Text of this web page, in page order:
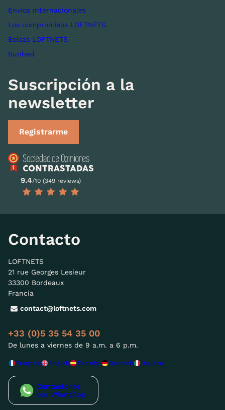
Envíos internacionales
Los compromisos LOFTNETS
Bolsas LOFTNETS
Sunbed
Suscripción a la
newsletter
Registrarme
9.4/10 (349 reviews)
Contacto
LOFTNETS
21 rue Georges Lesieur
33300 Bordeaux
Francia
contact@loftnets.com
+33 (0)5 35 54 35 00
De lunes a viernes de 9 a.m. a 6 p.m.
Français English Español Deutsch Italiano
Contáctenos
por WhatsApp